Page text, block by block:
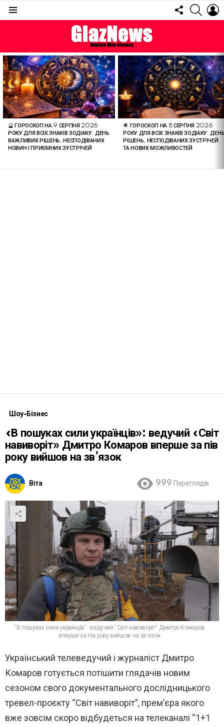
FOLLOW
US
ОСТАННІ
СТАТТІ
🔮 ГОРОСКОП НА 9 СЕРПНЯ 2026
РОКУ ДЛЯ ВСІХ ЗНАКІВ ЗОДІАКУ: ДЕНЬ
ВАЖЛИВИХ РІШЕНЬ, НЕСПОДІВАНИХ
НОВИН І ПРИЄМНИХ ЗУСТРІЧЕЙ
🌟 ГОРОСКОП НА 8 СЕРПНЯ 2026
РОКУ ДЛЯ ВСІХ ЗНАКІВ ЗОДІАКУ:
РІШЕНЬ, НЕСПОДІВАНИХ ЗУСТРІЧЕЙ
ТА НОВИХ МОЖЛИВОСТЕЙ
Шоу-Бізнес
«В пошуках сили українців»: ведучий «Світ
навиворіт» Дмитро Комаров вперше за пів
року вийшов на зв’язок
Віта 999 Переглядів
"В пошуках сили українців": ведучий "Світ навиворіт" Дмитро Комаров
вперше за пів року вийшов на зв'язок
Український телеведучий і журналіст Дмитро
Комаров готується потішити глядачів новим
сезоном свого документального дослідницького
тревел-проєкту “Світ навиворіт”, прем’єра якого
вже зовсім скоро відбудеться на телеканалі “1+1